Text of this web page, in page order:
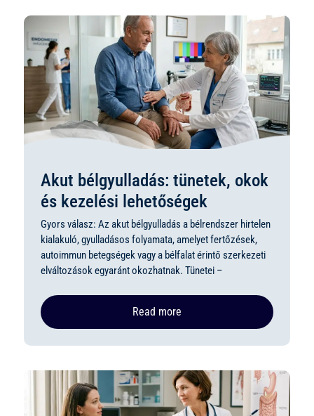
Akut bélgyulladás: tünetek, okok
és kezelési lehetőségek
Gyors válasz: Az akut bélgyulladás a bélrendszer hirtelen
kialakuló, gyulladásos folyamata, amelyet fertőzések,
autoimmun betegségek vagy a bélfalat érintő szerkezeti
elváltozások egyaránt okozhatnak. Tünetei –
Read more